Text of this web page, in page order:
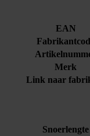
EAN
Merk
Link naar
Snoerlengte